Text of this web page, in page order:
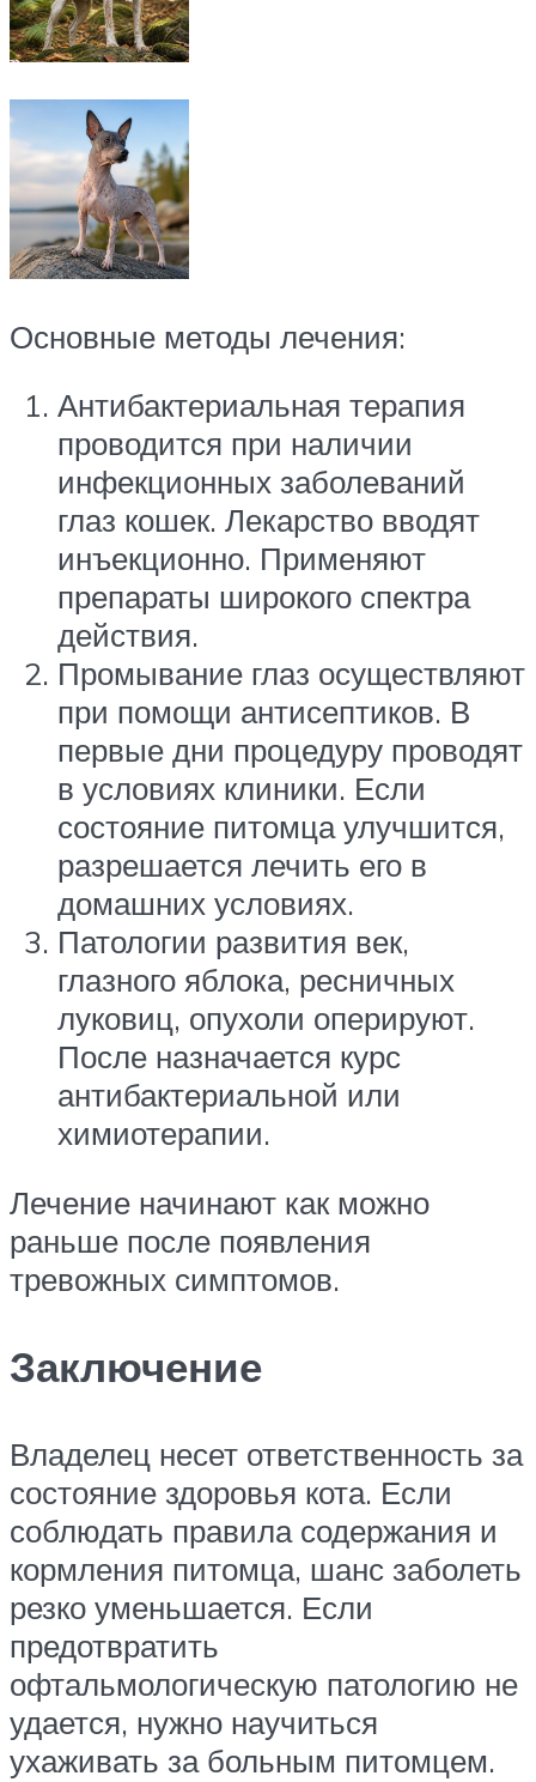
Основные методы лечения:
Антибактериальная терапия
проводится при наличии
инфекционных заболеваний
глаз кошек. Лекарство вводят
инъекционно. Применяют
препараты широкого спектра
действия.
Промывание глаз осуществляют
при помощи антисептиков. В
первые дни процедуру проводят
в условиях клиники. Если
состояние питомца улучшится,
разрешается лечить его в
домашних условиях.
Патологии развития век,
глазного яблока, ресничных
луковиц, опухоли оперируют.
После назначается курс
антибактериальной или
химиотерапии.
Лечение начинают как можно
раньше после появления
тревожных симптомов.
Заключение
Владелец несет ответственность за
состояние здоровья кота. Если
соблюдать правила содержания и
кормления питомца, шанс заболеть
резко уменьшается. Если
предотвратить
офтальмологическую патологию не
удается, нужно научиться
ухаживать за больным питомцем.